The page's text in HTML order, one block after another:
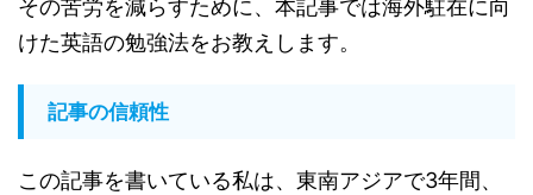
その苦労を減らすために、本記事では海外駐在に向
けた英語の勉強法をお教えします。
記事の信頼性
この記事を書いている私は、東南アジアで3年間、